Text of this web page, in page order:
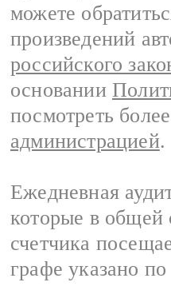
можете
произведений
российского
основании
посмотреть
администрацией.
Ежедневная
которые в общей
счетчика
графе указано